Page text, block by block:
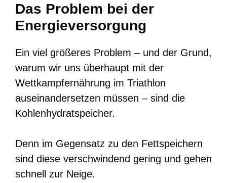
Das Problem bei der
Energieversorgung
Ein viel größeres Problem – und der Grund,
warum wir uns überhaupt mit der
Wettkampfernährung im Triathlon
auseinandersetzen müssen – sind die
Kohlenhydratspeicher.
Denn im Gegensatz zu den Fettspeichern
sind diese verschwindend gering und gehen
schnell zur Neige.